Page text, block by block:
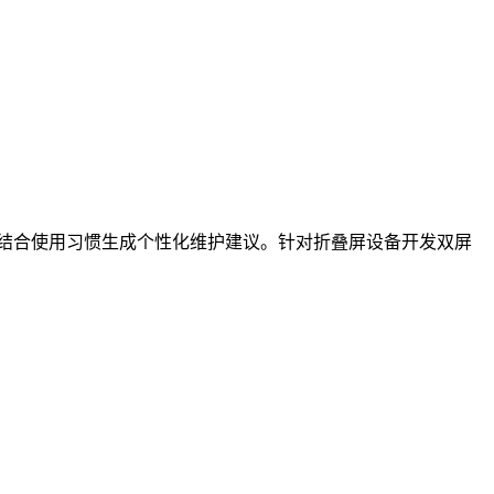
使用习惯生成个性化维护建议。针对折叠屏设备开发双屏